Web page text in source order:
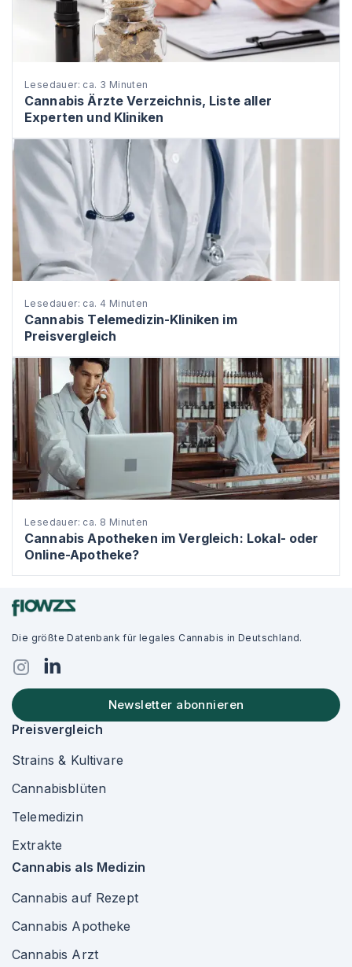
Lesedauer: ca. 3 Minuten
Cannabis Ärzte Verzeichnis, Liste aller
Experten und Kliniken
Lesedauer: ca. 4 Minuten
Cannabis Telemedizin-Kliniken im
Preisvergleich
Lesedauer: ca. 8 Minuten
Cannabis Apotheken im Vergleich: Lokal- oder
Online-Apotheke?
Die größte Datenbank für legales Cannabis in Deutschland.
Newsletter abonnieren
Preisvergleich
Strains & Kultivare
Cannabisblüten
Telemedizin
Extrakte
Cannabis als Medizin
Cannabis auf Rezept
Cannabis Apotheke
Cannabis Arzt